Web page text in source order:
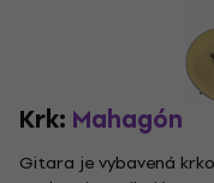
Krk: Mahagón
Gitara je vybavená